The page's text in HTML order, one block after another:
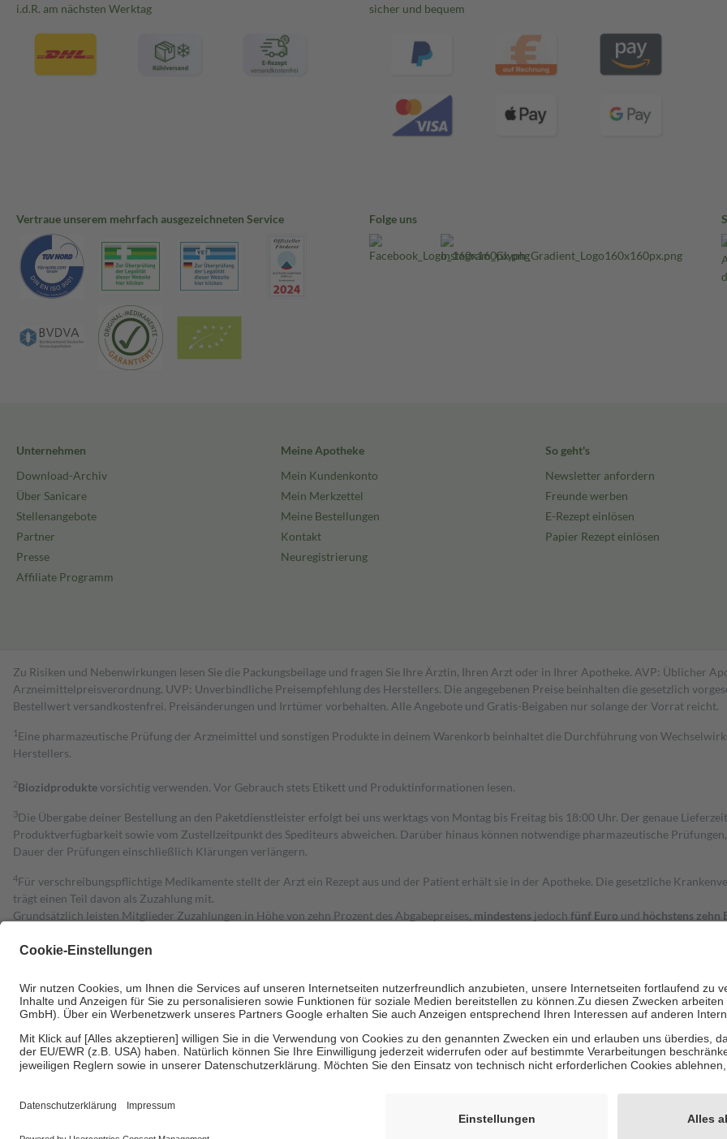
i.d.R. am nächsten Werktag
sicher und bequem
Vertraue unserem mehrfach ausgezeichneten Service Folge uns
Unternehmen
Download-Archiv
Über Sanicare
Stellenangebote
Partner
Presse
Affiliate Programm
Meine Apotheke
Mein Kundenkonto
Mein Merkzettel
Meine Bestellungen
Kontakt
Neuregistrierung
So geht's
Newsletter anfordern
Freunde werben
E-Rezept einlösen
Papier Rezept einlösen
Zu Risiken und Nebenwirkungen lesen Sie die Packungsbeilage und fragen Sie Ihre Ärztin, Ihren Arzt oder in Ihrer Apotheke. AVP: Üblicher
Arzneimittelpreisverordnung. UVP: Unverbindliche Preisempfehlung des Herstellers. Die angegebenen Preise beinhalten die gesetzlich
Bestell­wert versand­kosten­frei. Preisänderungen und Irrtümer vorbehalten. Alle Angebote und Gratis-Beigaben nur solange der Vorrat reicht.
1 Eine pharmazeutische Prüfung der Arzneimittel und sonstigen Produkte in deinem Warenkorb beinhaltet die Durchführung von
Herstellers.
2Biozidproduktevorsichtig verwenden. Vor Gebrauch stets Etikett und Produktinformationen lesen.
3Die Übergabe deiner Bestellung an den Paketdienstleister erfolgt bei uns werktags von Montag bis Freitag bis 18:00 Uhr. Der genaue
Produktverfügbarkeit sowie vom Zustellzeitpunkt des Spediteurs abweichen. Darüber hinaus können notwendige pharmazeutische
Dauer der Prüfungen einschließlich Klärungen verlängern.
4Für verschreibungspflichtige Medikamente stellt der Arzt ein Rezept aus und der Patient erhält sie in der Apotheke. Die gesetzliche
trägt einen Teil davon als Zuzahlung mit.
Grundsätzlich leisten Mitglieder Zuzahlungen in Höhe von zehn Prozent des Abgabepreises, mindestens jedoch fünf Euro und höchstens zehn
Diese Regeln gelten grundsätzlich auch für Online-Apotheken.
Um das Engagement der Versicherten für ihre eigene Gesundheit zu stärken und die besondere Stellung der Familie zu unterstützen, fallen
• Kindern und Jugendlichen bis zum vollendeten 18. Lebensjahr mit Ausnahme der Fahrkosten
• Untersuchungen zur Vorsorge und Früherkennung, die von der GKV getragen werden
• empfohlenen Schutzimpfungen
• Harn- und Blutteststreifen
Informationen findest du hier: https://help.etrusted.com/hc/de/articles/4419944605341